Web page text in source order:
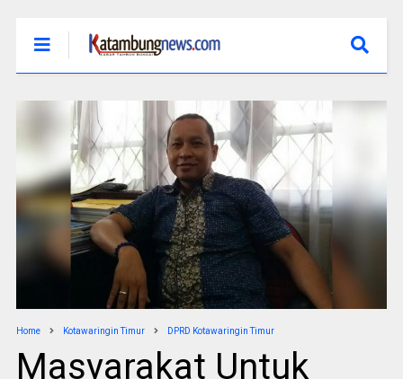
Home Kotawaringin Timur DPRD Kotawaringin Timur
Masyarakat Untuk